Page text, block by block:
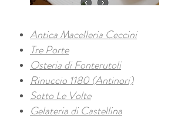
Antica Macelleria Ceccini
Tre Porte
Osteria di Fonterutoli
Rinuccio 1180 (Antinori)
Sotto Le Volte
Gelateria di Castellina